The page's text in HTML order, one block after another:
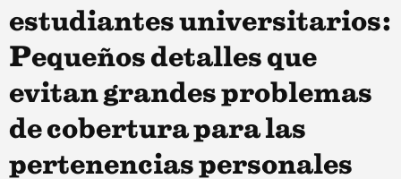
estudiantes universitarios:
Pequeños detalles que
evitan grandes problemas
de cobertura para las
pertenencias personales